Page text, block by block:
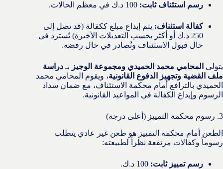
رسم استئناف ثابت:
كفالة استئناف: يتم إيداع مبلغ ككفالة (قد تصل إلى
250 د.ك أو أكثر بحسب التعديلات الأخيرة) تُسترد في
حال قبول الاستئناف وتُصادر في حال رفضه.
يتولى المحامي محمد الحميدي ومجموعة الوجيز بـ دراسة
ملف القضية وتجهيز الدفوع القانونية، ويقوم المحامي محمد
الحميدي بالترافع أمام محكمة الاستئناف، مع ضمان سداد
الرسوم وإيداع الكفالة في المواعيد القانونية.
3. رسوم محكمة التمييز (أعلى درجة)
الطعن أمام محكمة التمييز هو طعن غير عادي يتطلب
رسوماً وكفالات مرتفعة نظراً لطبيعته:
رسم تمييز ثابت: